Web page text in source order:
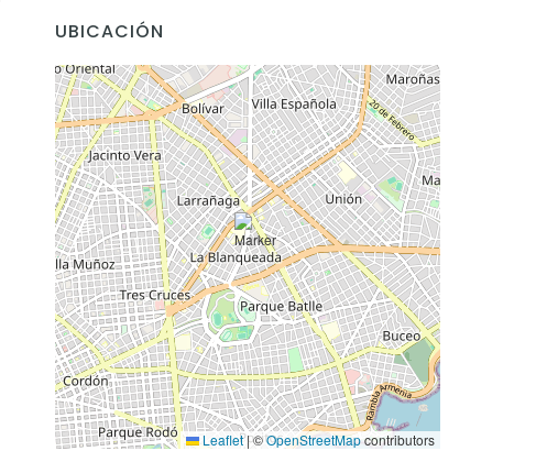
UBICACIÓN
Leaflet |©OpenStreetMapcontributors